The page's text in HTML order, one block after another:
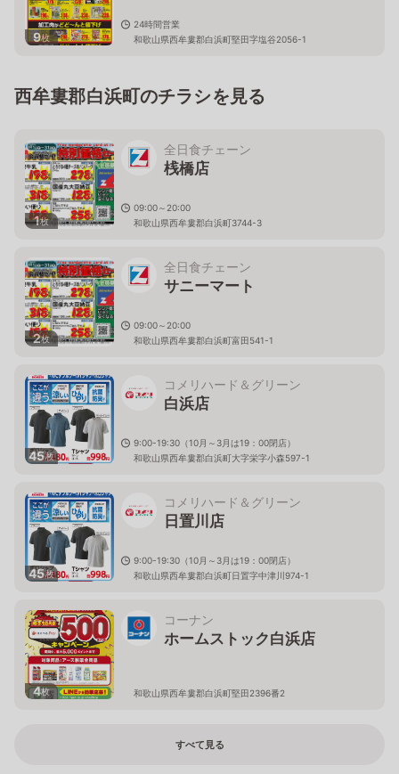
9枚
24時間営業
和歌山県西牟婁郡白浜町堅田字塩谷2056-1
西牟婁郡白浜町のチラシを見る
1枚
全日食チェーン
桟橋店
09:00～20:00
和歌山県西牟婁郡白浜町3744-3
2枚
全日食チェーン
サニーマート
09:00～20:00
和歌山県西牟婁郡白浜町富田541-1
45枚
コメリハード＆グリーン
白浜店
9:00-19:30（10月～3月は19：00閉店）
和歌山県西牟婁郡白浜町大字栄字小森597-1
45枚
コメリハード＆グリーン
日置川店
9:00-19:30（10月～3月は19：00閉店）
和歌山県西牟婁郡白浜町日置字中津川974-1
4枚
コーナン
ホームストック白浜店
和歌山県西牟婁郡白浜町堅田2396番2
すべて見る